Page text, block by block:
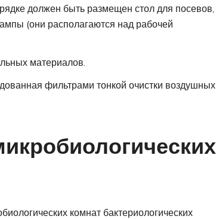
должен быть размещен стол для посевов,
(они располагаются над рабочей
материалов.
фильтрами тонкой очистки воздушных
комнат бактериологических